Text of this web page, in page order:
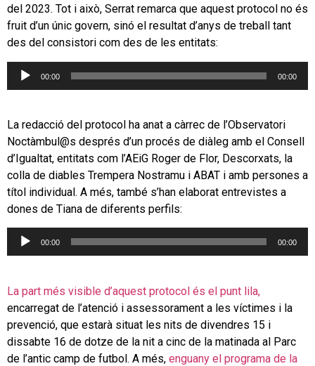
del 2023. Tot i això, Serrat remarca que aquest protocol no és
fruit d’un únic govern, sinó el resultat d’anys de treball tant
des del consistori com des de les entitats:
Reproductor
00:00 00:00
La redacció del protocol ha anat a càrrec de l’Observatori
Noctàmbul@s després d’un procés de diàleg amb el Consell
d’Igualtat, entitats com l’AEiG Roger de Flor, Descorxats, la
colla de diables Trempera Nostramu i ABAT i amb persones a
títol individual. A més, també s’han elaborat entrevistes a
dones de Tiana de diferents perfils:
Reproductor
00:00 00:00
La part més visible d’aquest protocol és el punt lila,
encarregat de l’atenció i assessorament a les víctimes i la
prevenció, que estarà situat les nits de divendres 15 i
dissabte 16 de dotze de la nit a cinc de la matinada al Parc
de l’antic camp de futbol. A més, enguany el programa de la